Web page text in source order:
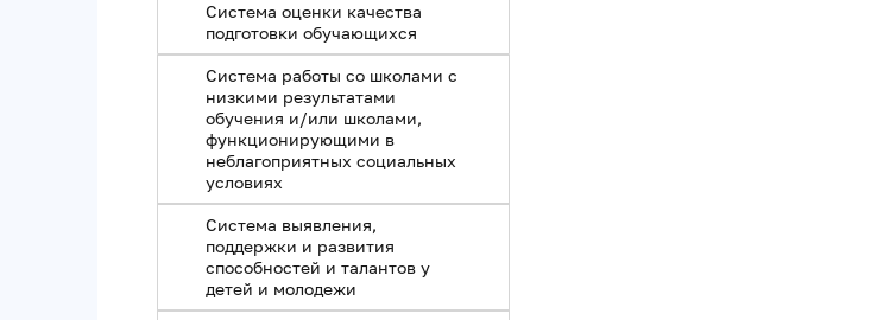
Система оценки качества
подготовки обучающихся
Система работы со школами с
низкими результатами
обучения и/или школами,
функционирующими в
неблагоприятных социальных
условиях
Система выявления,
поддержки и развития
способностей и талантов у
детей и молодежи